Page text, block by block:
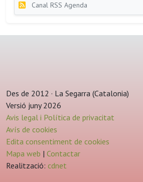
Canal RSS Agenda
Des de 2012 · La Segarra (Catalonia)
Versió juny 2026
Avis legal i Política de privacitat
Avís de cookies
Edita consentiment de cookies
Mapa web | Contactar
Realització: cdnet